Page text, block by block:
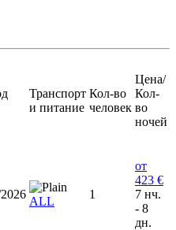
Транспорт
и питание
Кол-во
человек
Цена/
Кол-
во
ночей
ALL
1
от
423 €
7 нч.
- 8
дн.